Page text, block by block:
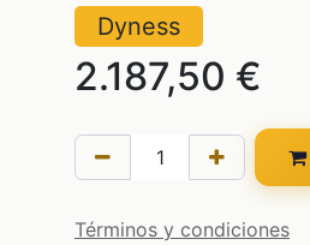
Dyness
2.187,50 €
Términos y condiciones